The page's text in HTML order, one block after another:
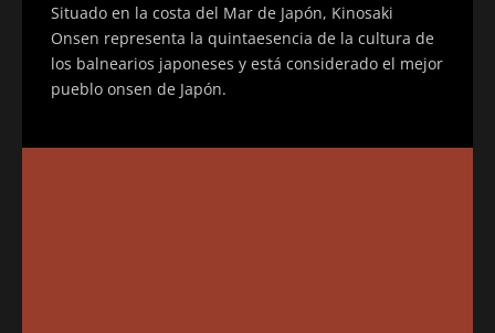
Situado en la costa del Mar de Japón, Kinosaki
Onsen representa la quintaesencia de la cultura de
los balnearios japoneses y está considerado el mejor
pueblo onsen de Japón.